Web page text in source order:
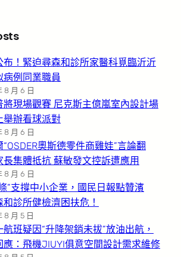
布！緊迫尋森和診所家醫科覓臨沂沂
病例同業職員
8 月 6 日
將現場觀賽 尼克斯主億嵐室內設計場
舉辦看球派對
8 月 6 日
奧斯德零件商雞娃”言論翻
長集體抵抗 蘇敏發文控訴遭應用
8 月 6 日
”支撐中小企業，國民日報點贊濱
和診所健檢濟困扶危！
8 月 5 日
航班疑因“升降架銷未拔”放油出航，
應：飛機JIUYI俱意空間設計需求維修